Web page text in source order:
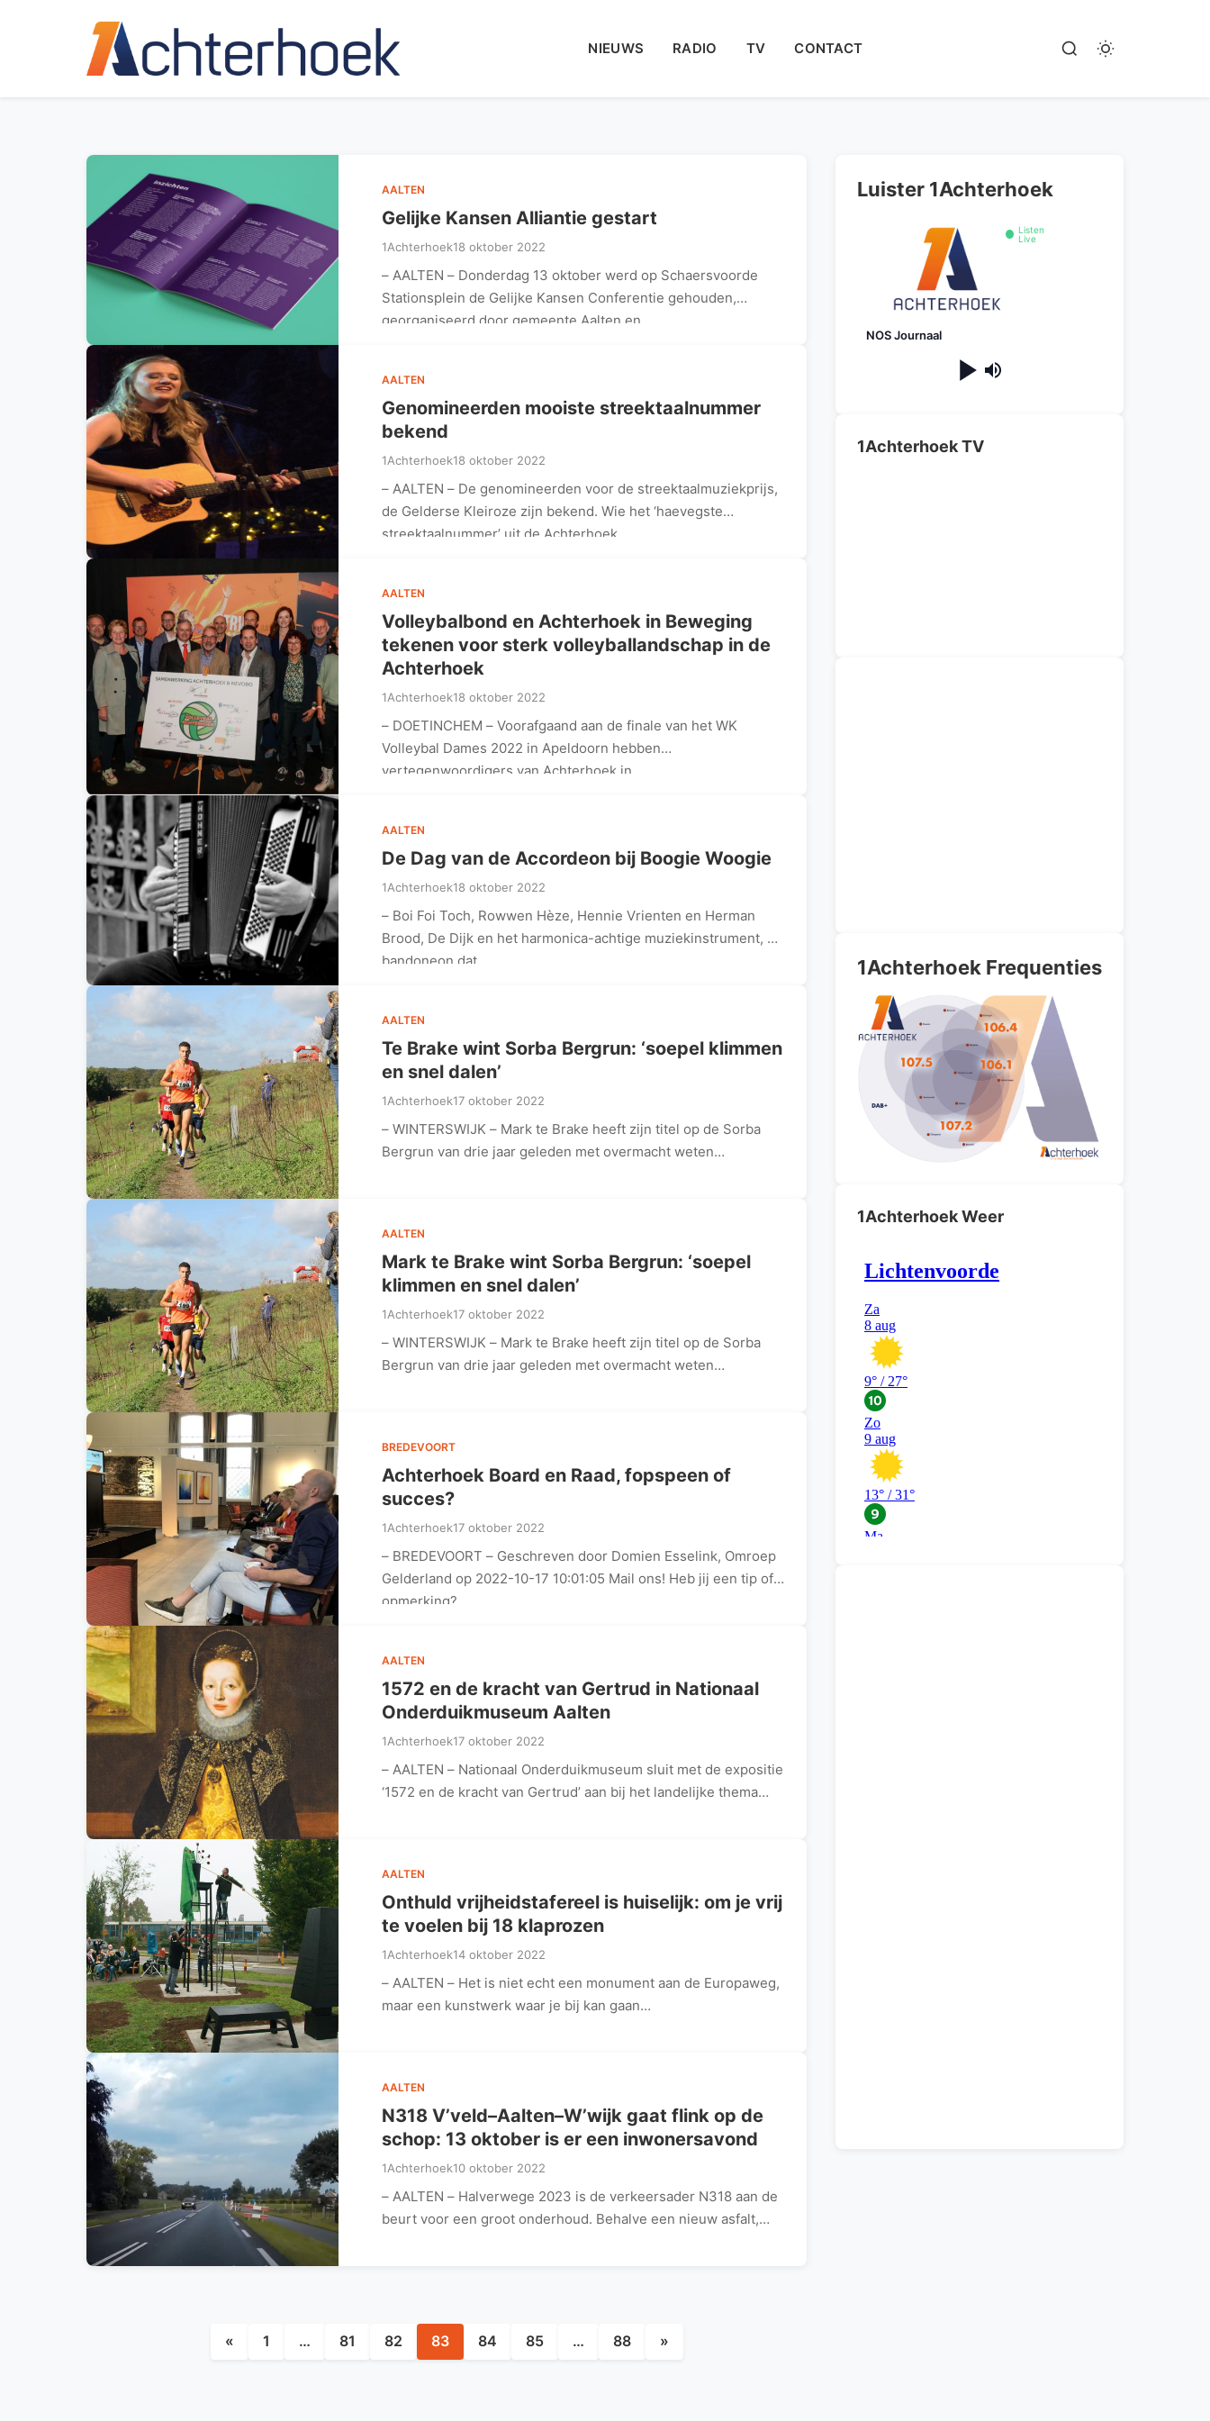
NIEUWS RADIO TV CONTACT
AALTEN
Gelijke Kansen Alliantie gestart
1Achterhoek18 oktober 2022
– AALTEN – Donderdag 13 oktober werd op Schaersvoorde
Stationsplein de Gelijke Kansen Conferentie gehouden,
georganiseerd door gemeente Aalten en…
AALTEN
Genomineerden mooiste streektaalnummer
bekend
1Achterhoek18 oktober 2022
– AALTEN – De genomineerden voor de streektaalmuziekprijs,
de Gelderse Kleiroze zijn bekend. Wie het ‘haevegste
streektaalnummer’ uit de Achterhoek…
AALTEN
Volleybalbond en Achterhoek in Beweging
tekenen voor sterk volleyballandschap in de
Achterhoek
1Achterhoek18 oktober 2022
– DOETINCHEM – Voorafgaand aan de finale van het WK
Volleybal Dames 2022 in Apeldoorn hebben
vertegenwoordigers van Achterhoek in…
AALTEN
De Dag van de Accordeon bij Boogie Woogie
1Achterhoek18 oktober 2022
– Boi Foi Toch, Rowwen Hèze, Hennie Vrienten en Herman
Brood, De Dijk en het harmonica-achtige muziekinstrument, de
bandoneon dat…
AALTEN
Te Brake wint Sorba Bergrun: ‘soepel klimmen
en snel dalen’
1Achterhoek17 oktober 2022
– WINTERSWIJK – Mark te Brake heeft zijn titel op de Sorba
Bergrun van drie jaar geleden met overmacht weten…
AALTEN
Mark te Brake wint Sorba Bergrun: ‘soepel
klimmen en snel dalen’
1Achterhoek17 oktober 2022
– WINTERSWIJK – Mark te Brake heeft zijn titel op de Sorba
Bergrun van drie jaar geleden met overmacht weten…
BREDEVOORT
Achterhoek Board en Raad, fopspeen of
succes?
1Achterhoek17 oktober 2022
– BREDEVOORT – Geschreven door Domien Esselink, Omroep
Gelderland op 2022-10-17 10:01:05 Mail ons! Heb jij een tip of
opmerking?…
AALTEN
1572 en de kracht van Gertrud in Nationaal
Onderduikmuseum Aalten
1Achterhoek17 oktober 2022
– AALTEN – Nationaal Onderduikmuseum sluit met de expositie
‘1572 en de kracht van Gertrud’ aan bij het landelijke thema…
AALTEN
Onthuld vrijheidstafereel is huiselijk: om je vrij
te voelen bij 18 klaprozen
1Achterhoek14 oktober 2022
– AALTEN – Het is niet echt een monument aan de Europaweg,
maar een kunstwerk waar je bij kan gaan…
AALTEN
N318 V’veld–Aalten–W’wijk gaat flink op de
schop: 13 oktober is er een inwonersavond
1Achterhoek10 oktober 2022
– AALTEN – Halverwege 2023 is de verkeersader N318 aan de
beurt voor een groot onderhoud. Behalve een nieuw asfalt,…
paginering
« 1 … 81 82 83 84 85 … 88 »
Luister 1Achterhoek
Listen
Live
NOS Journaal
1Achterhoek TV
1Achterhoek Frequenties
1Achterhoek Weer